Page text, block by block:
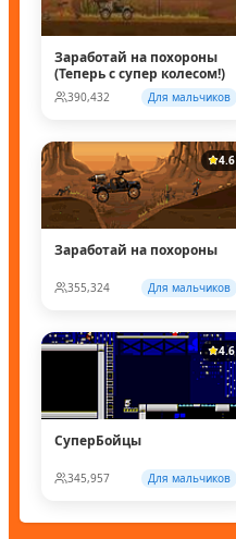
Заработай на похороны
(Теперь с супер колесом!)
390,432 Для мальчиков
4.6
Заработай на похороны
355,324 Для мальчиков
4.6
СуперБойцы
345,957 Для мальчиков